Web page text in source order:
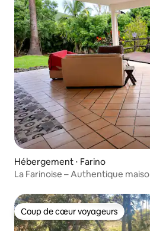
Hébergement ⋅ Farino
La Farinoise – Authentique
Coup de cœur voyageurs
Coup de cœur voyageurs